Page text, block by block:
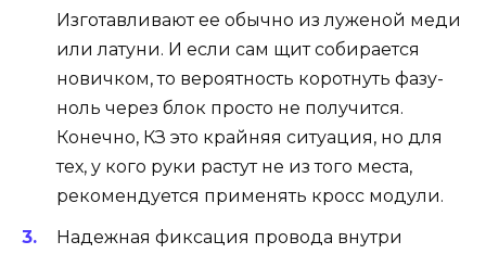
Изготавливают ее обычно из луженой меди
или латуни. И если сам щит собирается
новичком, то вероятность коротнуть фазу-
ноль через блок просто не получится.
Конечно, КЗ это крайняя ситуация, но для
тех, у кого руки растут не из того места,
рекомендуется применять кросс модули.
Надежная фиксация провода внутри